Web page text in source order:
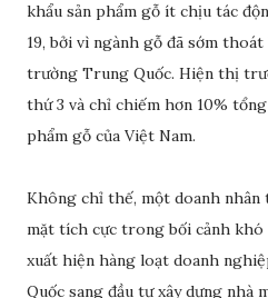
khẩu sản phẩm gỗ ít chịu tác
19, bởi vì ngành gỗ đã sớm
trường Trung Quốc. Hiện thị
thứ 3 và chỉ chiếm hơn 10%
phẩm gỗ của Việt Nam.
Không chỉ thế, một doanh
mặt tích cực trong bối cảnh khó
xuất hiện hàng loạt doanh
Quốc sang đầu tư xây dựng nhà